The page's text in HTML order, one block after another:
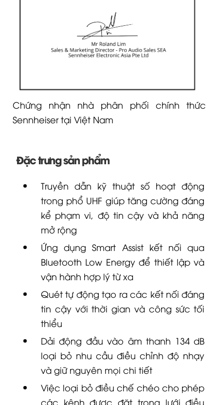
Chứng nhận nhà phân phối chính thức
Sennheiser tại Việt Nam
Đặc trưng sản phẩm
Truyền dẫn kỹ thuật số hoạt động
trong phổ UHF giúp tăng cường đáng
kể phạm vi, độ tin cậy và khả năng
mở rộng
Ứng dụng Smart Assist kết nối qua
Bluetooth Low Energy để thiết lập và
vận hành hợp lý từ xa
Quét tự động tạo ra các kết nối đáng
tin cậy với thời gian và công sức tối
thiểu
Dải động đầu vào âm thanh 134 dB
loại bỏ nhu cầu điều chỉnh độ nhạy
và giữ nguyên mọi chi tiết
Việc loại bỏ điều chế chéo cho phép
các kênh được đặt trong lưới điều